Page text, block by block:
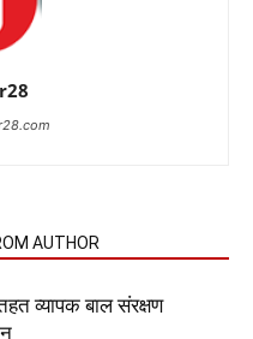
AUTHOR
व्यापक बाल संरक्षण